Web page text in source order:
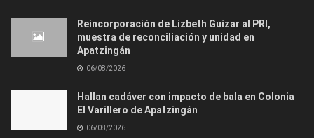
Reincorporación de Lizbeth Guízar al PRI,
muestra de reconciliación y unidad en
Apatzingán
06/08/2026
Hallan cadáver con impacto de bala en Colonia
El Varillero de Apatzingán
06/08/2026